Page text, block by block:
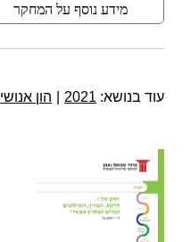
מידע נוסף על המחקר
עוד בנושא: 2021 הון אנושי